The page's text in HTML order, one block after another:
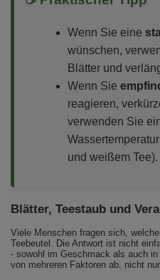
Wenn Sie eine
wünschen,
Blätter und
Wenn Sie
reagieren,
verwenden Sie
und weißem Tee).
Blätter, Teestaub und
Viele Menschen fragen sich,
Teebeutel. Die Antwort ist nicht
- sowohl im Geschmack als auch
von mehreren Faktoren ab, nicht